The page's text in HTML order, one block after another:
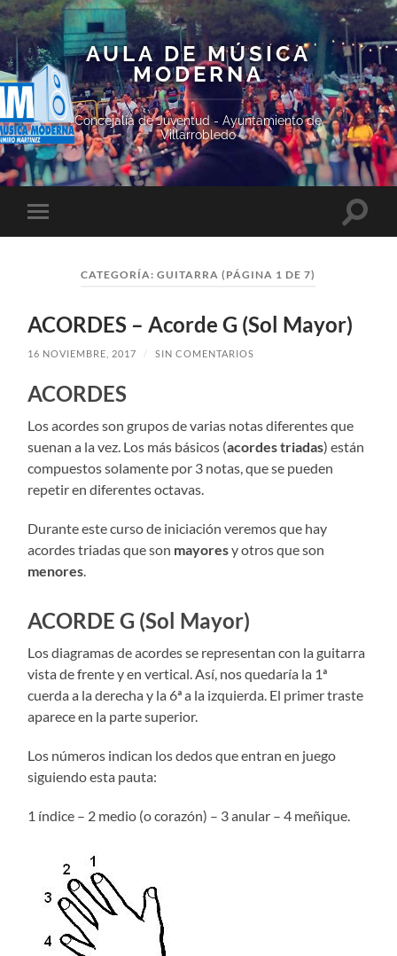
AULA DE MÚSICA
MODERNA
Concejalía de Juventud - Ayuntamiento de
Villarrobledo
el
CATEGORÍA:GUITARRA (PÁGINA 1 DE 7)
ACORDES – Acorde G (Sol Mayor)
16 NOVIEMBRE, 2017 / SIN COMENTARIOS
ACORDES
Los acordes son grupos de varias notas diferentes que
suenan a la vez. Los más básicos (acordes triadas) están
compuestos solamente por 3 notas, que se pueden
repetir en diferentes octavas.
Durante este curso de iniciación veremos que hay
acordes triadas que son mayoresy otros que son
menores.
ACORDE G (Sol Mayor)
Los diagramas de acordes se representan con la guitarra
vista de frente y en vertical. Así, nos quedaría la 1ª
cuerda a la derecha y la 6ª a la izquierda. El primer traste
aparece en la parte superior.
Los números indican los dedos que entran en juego
siguiendo esta pauta:
1 índice – 2 medio (o corazón) – 3 anular – 4 meñique.